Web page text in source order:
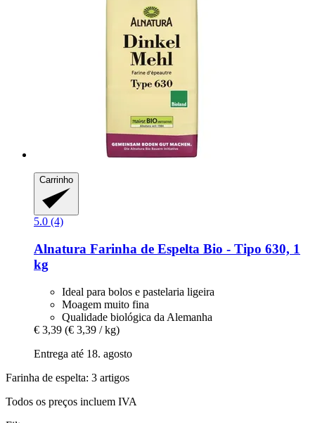
Carrinho
5.0 (4)
Alnatura Farinha de Espelta Bio -​ Tipo 630, 1
kg
Ideal para bolos e pastelaria ligeira
Moagem muito fina
Qualidade biológica da Alemanha
€ 3,39 (€ 3,39 / kg)
Entrega até 18. agosto
Farinha de espelta: 3 artigos
Todos os preços incluem IVA